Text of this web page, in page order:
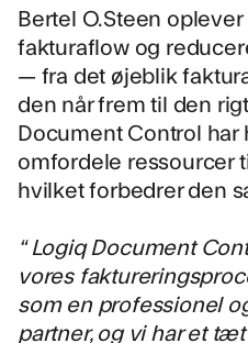
Bertel O.Steen
fakturaflow og
— fra det øjeblik
den når frem til den
Document Control har
omfordele ressourcer
hvilket forbedrer den
“ Logiq Document
vores
som en professionel
partner, og vi har et